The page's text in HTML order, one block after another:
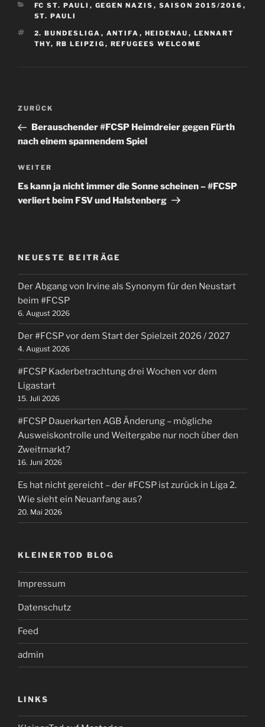
KATEGORIEN
FC ST. PAULI , GEGEN NAZIS , SAISON 2015/2016 ,
ST. PAULI
SCHLAGWÖRTER
2. BUNDESLIGA , ANTIFA , HEIDENAU , LENNART
THY, RB LEIPZIG , REFUGEES WELCOME
Beitragsnavigation
Vorheriger
Beitrag
ZURÜCK
Berauschender #FCSP Heimdreier gegen Fürth
nach einem spannendem Spiel
Nächster
Beitrag
WEITER
Es kann ja nicht immer die Sonne scheinen – #FCSP
verliert beim FSV und Halstenberg
NEUESTE BEITRÄGE
Der Abgang von Irvine als Synonym für den Neustart
beim #FCSP
6. August 2026
Der #FCSP vor dem Start der Spielzeit 2026 / 2027
4. August 2026
#FCSP Kaderbetrachtung drei Wochen vor dem
Ligastart
15. Juli 2026
#FCSP Dauerkarten AGB Änderung – mögliche
Ausweiskontrolle und Weitergabe nur noch über den
Zweitmarkt?
16. Juni 2026
Es hat nicht gereicht – der #FCSP ist zurück in Liga 2.
Wie sieht ein Neuanfang aus?
20. Mai 2026
KLEINERTOD BLOG
Impressum
Datenschutz
Feed
admin
LINKS